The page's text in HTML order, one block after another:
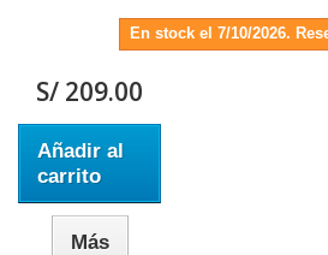
En stock el 7/10/2026.
S/ 209.00
Añadir al
carrito
Más